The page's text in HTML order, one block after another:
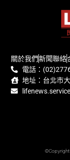
關於我們新聞聯絡
電話：
地址：台北市
©Copyright